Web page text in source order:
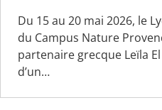
Du 15 au 20 mai 2026, le
du Campus Nature
partenaire grecque Leïla
d’un…